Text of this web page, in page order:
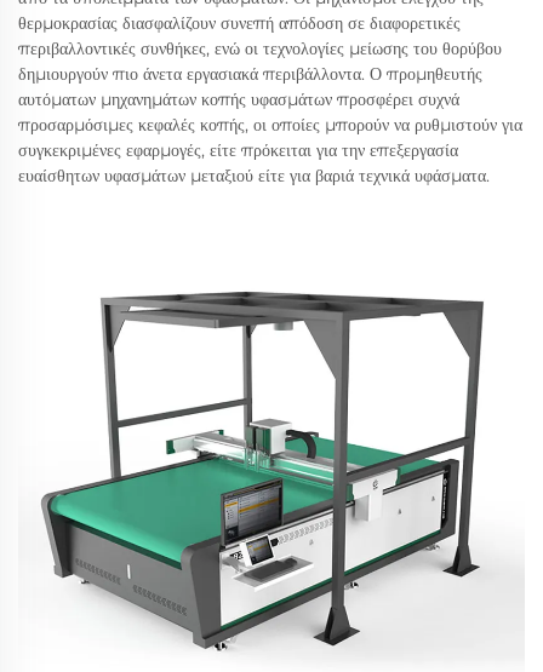
θερμοκρασίας διασφαλίζουν συνεπή απόδοση σε διαφορετικές
περιβαλλοντικές συνθήκες, ενώ οι τεχνολογίες μείωσης του θορύβου
δημιουργούν πιο άνετα εργασιακά περιβάλλοντα. Ο προμηθευτής
αυτόματων μηχανημάτων κοπής υφασμάτων προσφέρει συχνά
προσαρμόσιμες κεφαλές κοπής, οι οποίες μπορούν να ρυθμιστούν για
συγκεκριμένες εφαρμογές, είτε πρόκειται για την επεξεργασία
ευαίσθητων υφασμάτων μεταξιού είτε για βαριά τεχνικά υφάσματα.